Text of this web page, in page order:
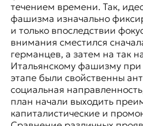
течением времени. Так,
фашизма изначально
и только впоследствии
внимания сместился
германцев, а затем на так
Итальянскому фашизму
этапе были свойственны
социальная
план начали выходить
капиталистические и